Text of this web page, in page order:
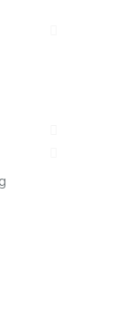
reservados.